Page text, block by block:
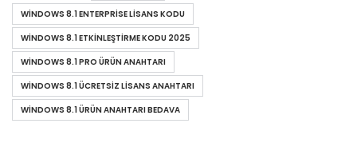
WINDOWS 8.1 ENTERPRISE LISANS KODU
WINDOWS 8.1 ETKINLEŞTIRME KODU 2025
WINDOWS 8.1 PRO ÜRÜN ANAHTARI
WINDOWS 8.1 ÜCRETSIZ LISANS ANAHTARI
WINDOWS 8.1 ÜRÜN ANAHTARI BEDAVA